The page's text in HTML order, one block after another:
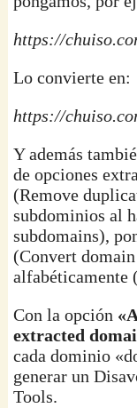
https://
Lo convierte en:
https://
Y además
de opciones
(Remove
subdominios al
subdomains),
(Convert
alfabéticamente
Con la opción
extracted
cada dominio
generar un
Tools.